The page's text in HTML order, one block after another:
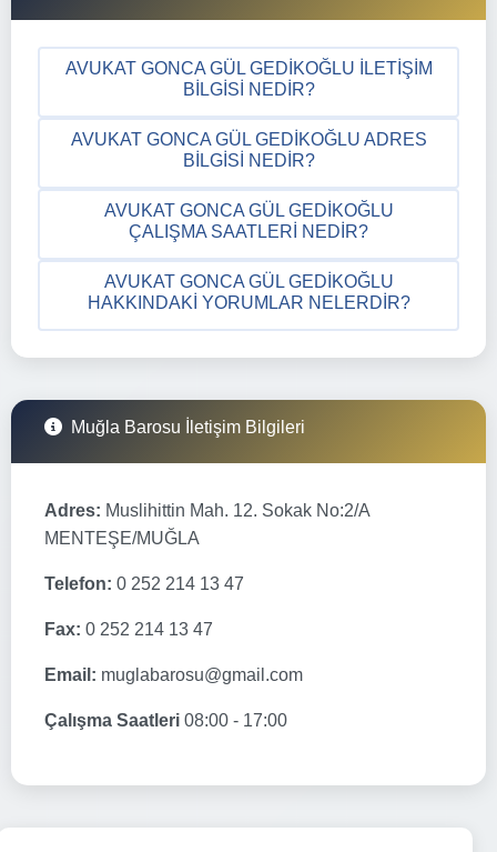
AVUKAT GONCA GÜL GEDIKOĞLU İLETIŞIM
BILGISI NEDIR?
AVUKAT GONCA GÜL GEDIKOĞLU ADRES
BILGISI NEDIR?
AVUKAT GONCA GÜL GEDIKOĞLU
ÇALIŞMA SAATLERI NEDIR?
AVUKAT GONCA GÜL GEDIKOĞLU
HAKKINDAKI YORUMLAR NELERDIR?
Muğla Barosu İletişim Bilgileri
Adres: Muslihittin Mah. 12. Sokak No:2/A
MENTEŞE/MUĞLA
Telefon: 0 252 214 13 47
Fax: 0 252 214 13 47
Email: muglabarosu@gmail.com
Çalışma Saatleri 08:00 - 17:00